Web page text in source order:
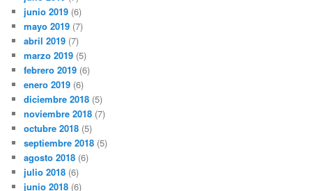
junio 2019 (6)
mayo 2019 (7)
abril 2019 (7)
marzo 2019 (5)
febrero 2019 (6)
enero 2019 (6)
diciembre 2018 (5)
noviembre 2018 (7)
octubre 2018 (5)
septiembre 2018 (5)
agosto 2018 (6)
julio 2018 (6)
junio 2018 (6)